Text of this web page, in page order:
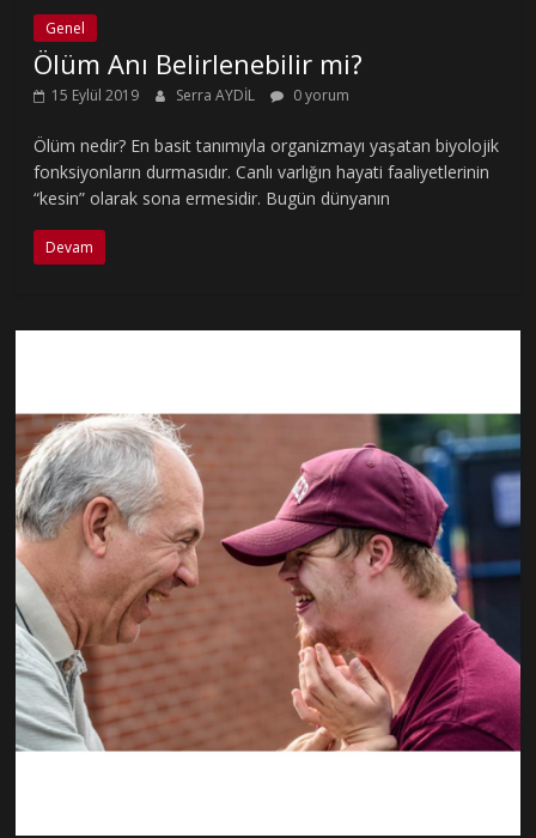
Genel
Ölüm Anı Belirlenebilir mi?
15 Eylül 2019 Serra AYDİL 0 yorum
Ölüm nedir? En basit tanımıyla organizmayı yaşatan biyolojik
fonksiyonların durmasıdır. Canlı varlığın hayati faaliyetlerinin
“kesin” olarak sona ermesidir. Bugün dünyanın
Devam